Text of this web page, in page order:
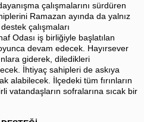
çalışmalarını sürdüren
Ramazan ayında da yalnız
çalışmaları
Odası iş birliğiyle başlatılan
devam edecek. Hayırsever
giderek, diledikleri
İhtiyaç sahipleri de askıya
alabilecek. İlçedeki tüm fırınların
vatandaşların sofralarına sıcak bir